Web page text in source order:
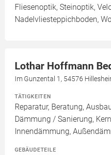
Fliesenoptik, Steinoptik,
Nadelvliesteppichboden,
Lothar Hoffmann
Im Gunzental 1, 54576
TÄTIGKEITEN
Reparatur, Beratung,
Dämmung / Sanierung,
Innendämmung,
GEBÄUDETEILE